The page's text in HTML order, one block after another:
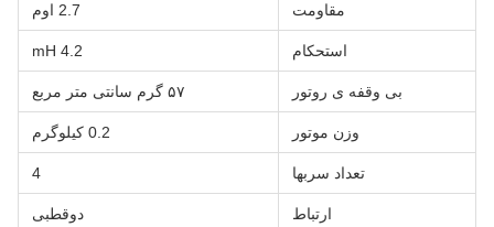
مقاومت 2.7 اوم
استحکام 4.2 mH
بی وقفه ی روتور ۵۷ گرم سانتی متر مربع
وزن موتور 0.2 کیلوگرم
تعداد سربها 4
ارتباط دوقطبی